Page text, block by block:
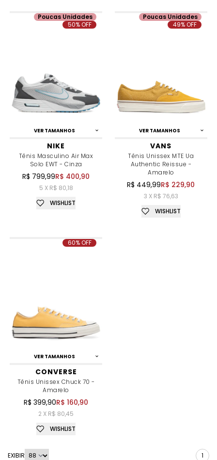
VER TAMANHOS
NIKE
Tênis Masculino Air Max
Solo EWT - Cinza
R$ 799,99R$ 400,90
5 X R$ 80,18
Poucas Unidades
50% OFF
WISHLIST
VER TAMANHOS
VANS
Tênis Unissex MTE Ua
Authentic Reissue -
Amarelo
R$ 449,99R$ 229,90
3 X R$ 76,63
Poucas Unidades
49% OFF
WISHLIST
VER TAMANHOS
CONVERSE
Tênis Unissex Chuck 70 -
Amarelo
R$ 399,90R$ 160,90
2 X R$ 80,45
60% OFF
WISHLIST
EXIBIR 1